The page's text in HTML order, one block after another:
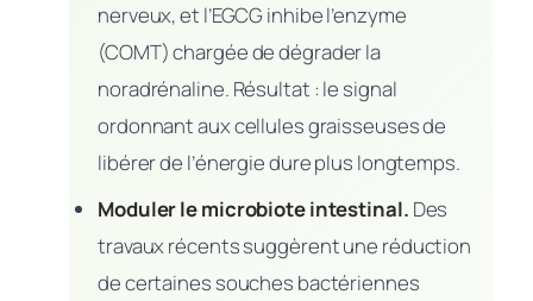
nerveux, et l’EGCG inhibe l’enzyme
(COMT) chargée de dégrader la
noradrénaline. Résultat : le signal
ordonnant aux cellules graisseuses de
libérer de l’énergie dure plus longtemps.
Moduler le microbiote intestinal. Des
travaux récents suggèrent une réduction
de certaines souches bactériennes